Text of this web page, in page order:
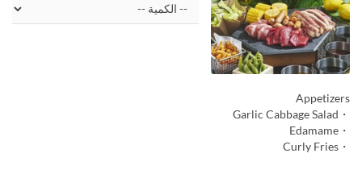
Appetizers
・Garlic Cabbage Salad
・Edamame
・Curly Fries